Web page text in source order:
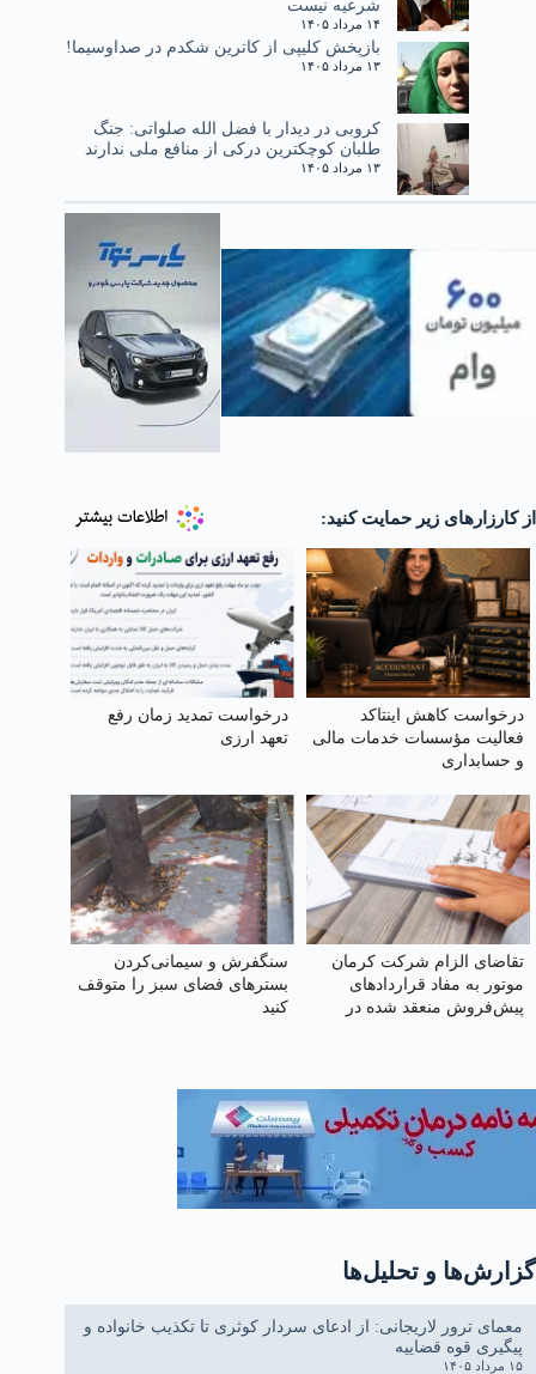
شرعیه نیست
۱۴ مرداد ۱۴۰۵
بازپخش کلیپی از کاترین شکدم در صداوسیما!
۱۳ مرداد ۱۴۰۵
کروبی در دیدار با فضل الله صلواتی: جنگ
طلبان کوچکترین درکی از منافع ملی ندارند
۱۳ مرداد ۱۴۰۵
از کارزارهای زیر حمایت کنید:
درخواست کاهش اینتاکد
فعالیت مؤسسات خدمات مالی
و حسابداری
درخواست تمدید زمان رفع
تعهد ارزی
تقاضای الزام شرکت کرمان
موتور به مفاد قراردادهای
پیش‌فروش منعقد شده در
سنگفرش و سیمانی‌کردن
بسترهای فضای سبز را متوقف
کنید
گزارش‌ها و تحلیل‌ها
معمای ترور لاریجانی: از ادعای سردار کوثری تا تکذیب خانواده و
پیگیری قوه قضاییه
۱۵ مرداد ۱۴۰۵